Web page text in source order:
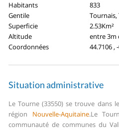
Habitants
833
Gentile
Tournais,
Superficie
2.53Km²
Altitude
entre 3m
Coordonnées
44.7106 ,
Situation administrative
Le Tourne (33550) se trouve dans
région Nouvelle-Aquitaine.Le
communauté de communes du